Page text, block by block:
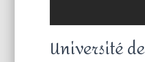
Université